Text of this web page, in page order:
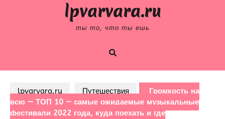
lpvarvara.ru
ты то, что ты ешь
lpvarvara.ru Путешествия
Громкость на
всю — ТОП 10 — самые ожидаемые музыкальные
фестивали 2022 года, куда поехать и где